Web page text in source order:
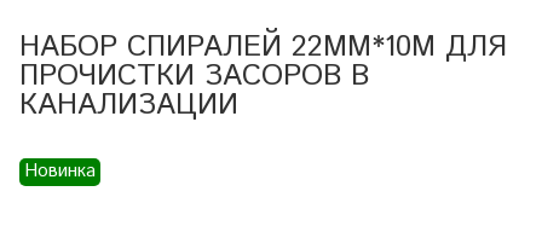
НАБОР СПИРАЛЕЙ 22ММ*10М ДЛЯ
ПРОЧИСТКИ ЗАСОРОВ В
КАНАЛИЗАЦИИ
Новинка